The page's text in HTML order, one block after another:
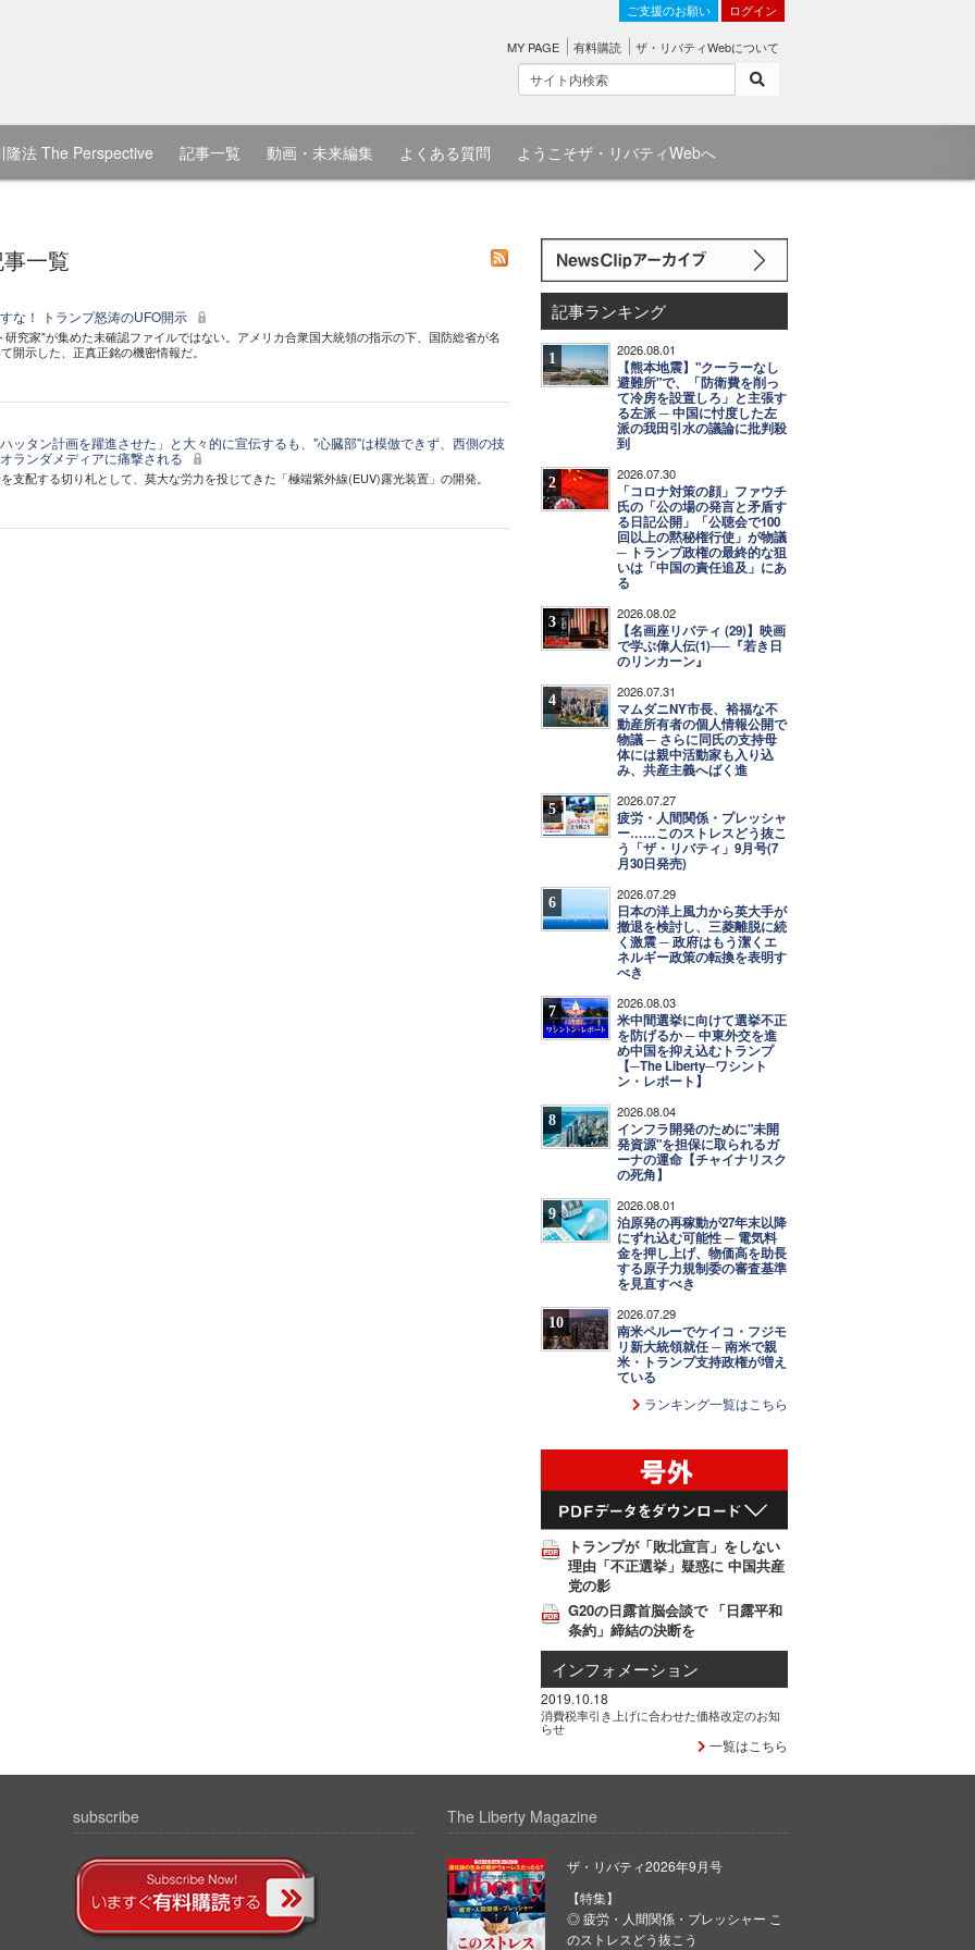
ご支援のお願い ログイン
MY PAGE 有料購読 ザ・リバティWebについて
隆法 The Perspective 記事一覧 動画・未来編集 よくある質問 ようこそザ・リバティWebへ
一覧
な！ トランプ怒涛のUFO開示
究家"が集めた未確認ファイルではない。アメリカ合衆国大統領の指示の下、国防総省が名
開示した、正真正銘の機密情報だ。
ッタン計画を躍進させた」と大々的に宣伝するも、"心臓部"は模倣できず、西側の技
ランダメディアに痛撃される
支配する切り札として、莫大な労力を投じてきた「極端紫外線(EUV)露光装置」の開発。
記事ランキング
1 2026.08.01
【熊本地震】"クーラーなし
避難所"で、「防衛費を削っ
て冷房を設置しろ」と主張す
る左派 ─ 中国に忖度した左
派の我田引水の議論に批判殺
到
2 2026.07.30
「コロナ対策の顔」ファウチ
氏の「公の場の発言と矛盾す
る日記公開」「公聴会で100
回以上の黙秘権行使」が物議
─ トランプ政権の最終的な狙
いは「中国の責任追及」にあ
る
3 2026.08.02
【名画座リバティ (29)】映画
で学ぶ偉人伝(1)──『若き日
のリンカーン』
4 2026.07.31
マムダニNY市長、裕福な不
動産所有者の個人情報公開で
物議 ─ さらに同氏の支持母
体には親中活動家も入り込
み、共産主義へばく進
5 2026.07.27
疲労・人間関係・プレッシャ
ー……このストレスどう抜こ
う「ザ・リバティ」9月号(7
月30日発売)
6 2026.07.29
日本の洋上風力から英大手が
撤退を検討し、三菱離脱に続
く激震 ─ 政府はもう潔くエ
ネルギー政策の転換を表明す
べき
7 2026.08.03
米中間選挙に向けて選挙不正
を防げるか ─ 中東外交を進
め中国を抑え込むトランプ
【─The Liberty─ワシント
ン・レポート】
8 2026.08.04
インフラ開発のために"未開
発資源"を担保に取られるガ
ーナの運命【チャイナリスク
の死角】
9 2026.08.01
泊原発の再稼動が27年末以降
にずれ込む可能性 ─ 電気料
金を押し上げ、物価高を助長
する原子力規制委の審査基準
を見直すべき
10 2026.07.29
南米ペルーでケイコ・フジモ
リ新大統領就任 ─ 南米で親
米・トランプ支持政権が増え
ている
ランキング一覧はこちら
トランプが「敗北宣言」をしない
理由「不正選挙」疑惑に 中国共産
党の影
G20の日露首脳会談で 「日露平和
条約」締結の決断を
インフォメーション
2019.10.18
消費税率引き上げに合わせた価格改定のお知
らせ
一覧はこちら
subscribe The Liberty Magazine
ザ・リバティ2026年9月号
【特集】
◎ 疲労・人間関係・プレッシャー こ
のストレスどう抜こう